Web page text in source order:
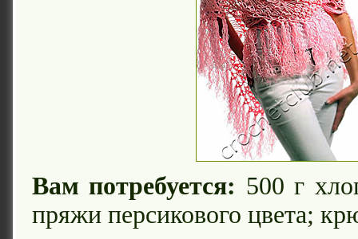
Вам потребуется: 500 г
пряжи персикового цвета;